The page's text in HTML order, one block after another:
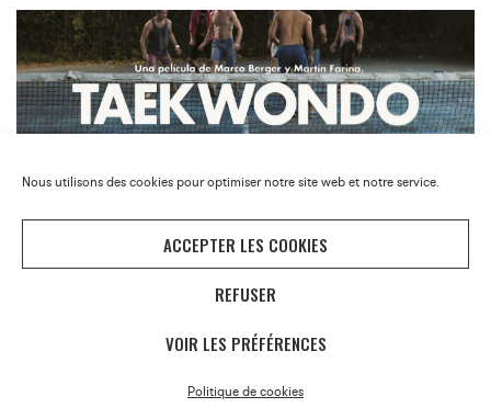
Nous utilisons des cookies pour optimiser notre site web et notre service.
ACCEPTER LES COOKIES
REFUSER
VOIR LES PRÉFÉRENCES
Politique de cookies